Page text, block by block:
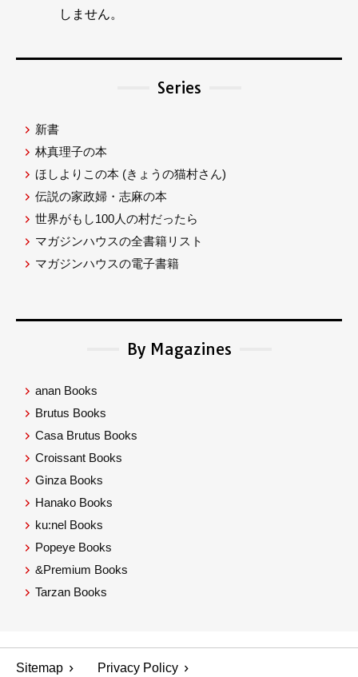
しません。
Series
新書
林真理子の本
ほしよりこの本 (きょうの猫村さん)
伝説の家政婦・志麻の本
世界がもし100人の村だったら
マガジンハウスの全書籍リスト
マガジンハウスの電子書籍
By Magazines
anan Books
Brutus Books
Casa Brutus Books
Croissant Books
Ginza Books
Hanako Books
ku:nel Books
Popeye Books
&Premium Books
Tarzan Books
Sitemap Privacy Policy